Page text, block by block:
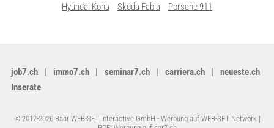
Hyundai Kona
Skoda Fabia Porsche 911
job7.ch immo7.ch seminar7.ch carriera.ch
neueste.ch
Inserate
© 2012-2026 Baar WEB-SET interactive GmbH - Werbung auf WEB-SET Network |